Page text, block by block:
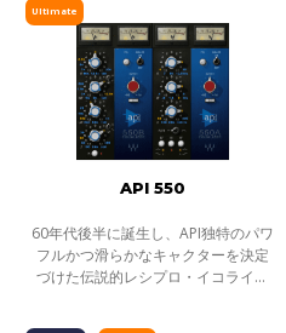
感や息をのむようなオーガニズムが
あっ
Ultimate
API 550
60年代後半に誕生し、API独特のパワ
フルかつ滑らかなキャクターを決定
づけた伝説的レシプロ・イコライザ